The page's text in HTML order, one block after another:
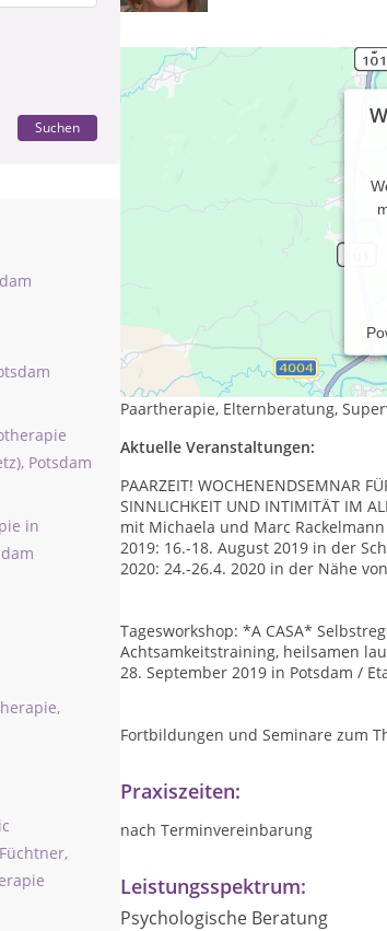
Suchen
Potsdam
in
BEGLEITUNG I BEWEGUNG I
Ich biete an meinen zwei
Paartherapie, Elternberatung,
Aktuelle Veranstaltungen:
PAARZEIT! WOCHENENDSEMNAR
SINNLICHKEIT UND INTIMITÄT IM
mit Michaela und Marc
2019: 16.-18. August 2019 in der
2020: 24.-26.4. 2020 in der Nähe
Tagesworkshop: *A CASA*
Achtsamkeitstraining, heilsamen
28. September 2019 in Potsdam /
Fortbildungen und Seminare zum
Praxiszeiten:
nach Terminvereinbarung
Leistungsspektrum:
Psychologische Beratung